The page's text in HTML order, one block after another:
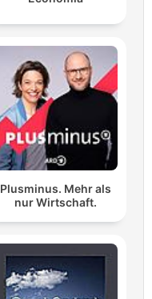
Plusminus. Mehr als
nur Wirtschaft.